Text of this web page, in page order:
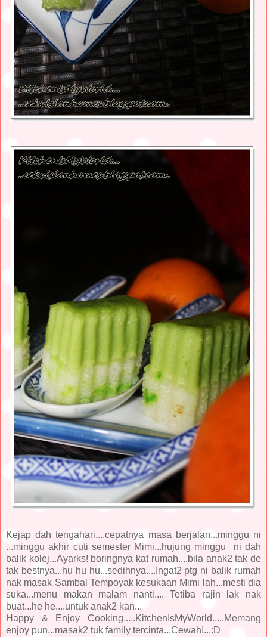
Kejap dah tengahari....cepatnya masa berjalan...minggu ni
...minggu akhir cuti semester Mimi...hujung minggu ni dah
balik kolej...Ayarks! boringnya kat rumah....bila anak2 tak de
tak bestnya...hu hu hu...sedihnya....Ingat2 ptg ni balik rumah
nak masak Sambal Tempoyak kesukaan Mimi lah...mesti dia
suka...menu makan malam nanti.... Tetiba rajin lak nak
buat...he he....untuk anak2 kan...
Happy & Enjoy Cooking.....KitchenIsMyWorld.....Memang
enjoy pun...masak2 tuk family tercinta...Cewah!...:D